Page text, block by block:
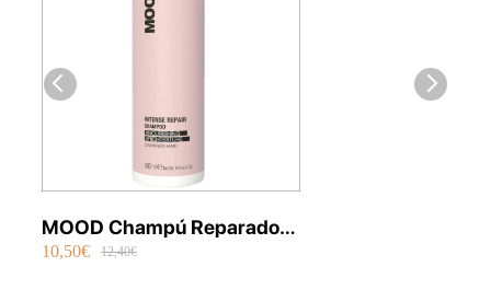
MOOD Champú Reparador
Vegano Intense Repair
10,50€ 12,40€